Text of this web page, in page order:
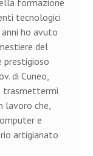
tecnologici
ho avuto
del
prestigioso
di Cuneo,
trasmettermi
lavoro che,
e
artigianato